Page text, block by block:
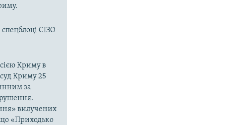
СІЗО
Криму в
Криму 25
за
вилучених
що «Приходько